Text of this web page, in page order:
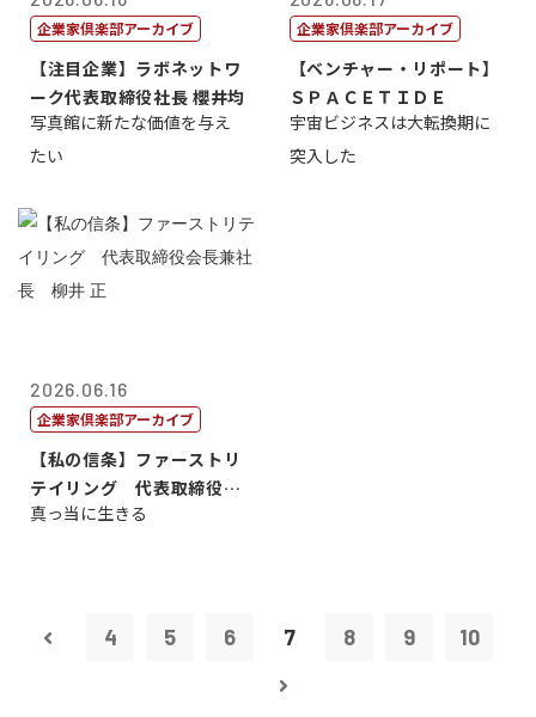
企業家倶楽部アーカイブ
【注目企業】ラボネットワ
ーク代表取締役社長 櫻井均
写真館に新たな価値を与え
たい
企業家倶楽部アーカイブ
【ベンチャー・リポート】
ＳＰＡＣＥＴＩＤＥ
宇宙ビジネスは大転換期に
突入した
2026.06.16
企業家倶楽部アーカイブ
【私の信条】ファーストリ
テイリング 代表取締役会
長兼社長 柳...
真っ当に生きる
4 5 6 7 8 9 10